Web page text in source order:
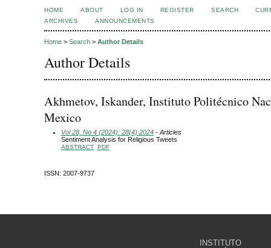
HOME ABOUT LOG IN REGISTER SEARCH
ARCHIVES
ANNOUNCEMENTS
Home > Search > Author Details
Author Details
Akhmetov, Iskander, Instituto Politécnico
Mexico
Vol 28, No 4 (2024): 28(4) 2024 - Articles
Sentiment Analysis for Religious Tweets
ABSTRACT PDF
ISSN: 2007-9737
INSTITUTO